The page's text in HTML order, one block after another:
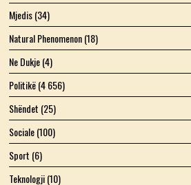
Mjedis(34)
Natural Phenomenon(18)
Ne Dukje(4)
Politikë(4 656)
Shëndet (25)
Sociale(100)
Sport (6)
Teknologji(10)